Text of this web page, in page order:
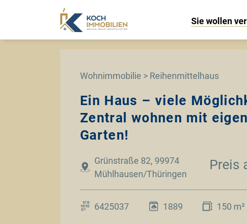
Sie wollen
Wohnimmobilie > Reihenmittelhaus
Ein Haus – viele
Zentral wohnen mit
Garten!
Grünstraße 82, 99974
Mühlhausen/Thüringen
Preis
6425037 1889 150 m²